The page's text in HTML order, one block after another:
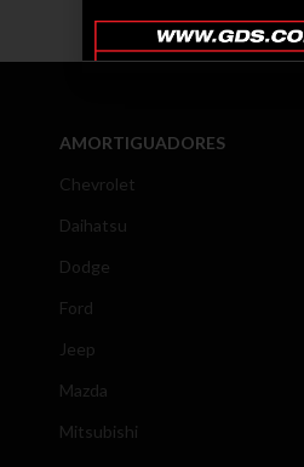
AMORTIGUADORES
Chevrolet
Daihatsu
Dodge
Ford
Jeep
Mazda
Mitsubishi